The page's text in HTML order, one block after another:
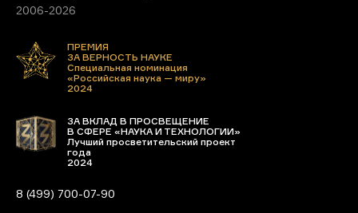
2006-2026
ПРЕМИЯ
ЗА ВЕРНОСТЬ НАУКЕ
Специальная номинация
«Российская наука — миру»
2024
ЗА ВКЛАД В ПРОСВЕЩЕНИЕ
В СФЕРЕ «НАУКА И ТЕХНОЛОГИИ»
Лучший просветительский проект
года
2024
8 (499) 700-07-90